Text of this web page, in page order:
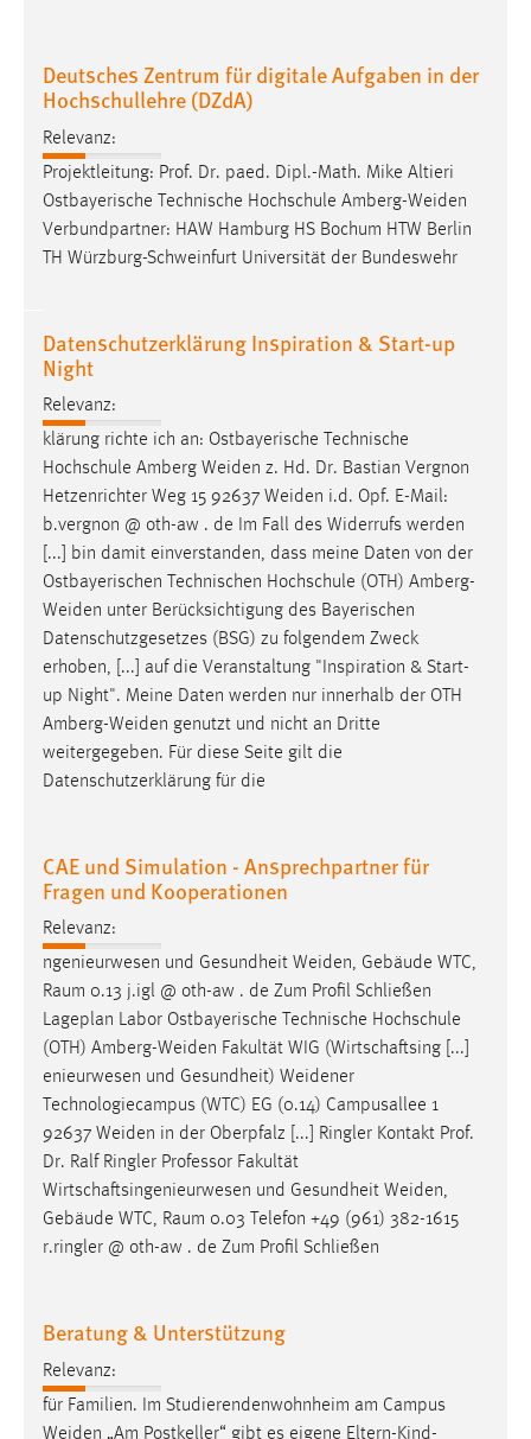
Deutsches Zentrum für digitale Aufgaben in der
Hochschullehre (DZdA)
Relevanz:
Projektleitung: Prof. Dr. paed. Dipl.-Math. Mike Altieri
Ostbayerische Technische Hochschule Amberg-Weiden
Verbundpartner: HAW Hamburg HS Bochum HTW Berlin
TH Würzburg-Schweinfurt Universität der Bundeswehr
Datenschutzerklärung Inspiration & Start-up
Night
Relevanz:
klärung richte ich an: Ostbayerische Technische
Hochschule Amberg Weiden z. Hd. Dr. Bastian Vergnon
Hetzenrichter Weg 15 92637 Weiden i.d. Opf. E-Mail:
b.vergnon @ oth-aw . de Im Fall des Widerrufs werden
[...] bin damit einverstanden, dass meine Daten von der
Ostbayerischen Technischen Hochschule (OTH) Amberg-
Weiden unter Berücksichtigung des Bayerischen
Datenschutzgesetzes (BSG) zu folgendem Zweck
erhoben, [...] auf die Veranstaltung "Inspiration & Start-
up Night". Meine Daten werden nur innerhalb der OTH
Amberg-Weiden genutzt und nicht an Dritte
weitergegeben. Für diese Seite gilt die
Datenschutzerklärung für die
CAE und Simulation - Ansprechpartner für
Fragen und Kooperationen
Relevanz:
ngenieurwesen und Gesundheit Weiden, Gebäude WTC,
Raum 0.13 j.igl @ oth-aw . de Zum Profil Schließen
Lageplan Labor Ostbayerische Technische Hochschule
(OTH) Amberg-Weiden Fakultät WIG (Wirtschaftsing [...]
enieurwesen und Gesundheit) Weidener
Technologiecampus (WTC) EG (0.14) Campusallee 1
92637 Weiden in der Oberpfalz [...] Ringler Kontakt Prof.
Dr. Ralf Ringler Professor Fakultät
Wirtschaftsingenieurwesen und Gesundheit Weiden,
Gebäude WTC, Raum 0.03 Telefon +49 (961) 382-1615
r.ringler @ oth-aw . de Zum Profil Schließen
Beratung & Unterstützung
Relevanz:
für Familien. Im Studierendenwohnheim am Campus
Weiden „Am Postkeller“ gibt es eigene Eltern-Kind-
Plattformen anzeigen zu können, werden von diesen
externen Medien Cookies gesetzt.
YouTube
Vimeo